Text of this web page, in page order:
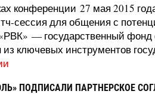
конференции 27 мая 2015
сессия для общения с
— государственный фонд
ключевых инструментов
ПОДПИСАЛИ ПАРТНЕРСКОЕ